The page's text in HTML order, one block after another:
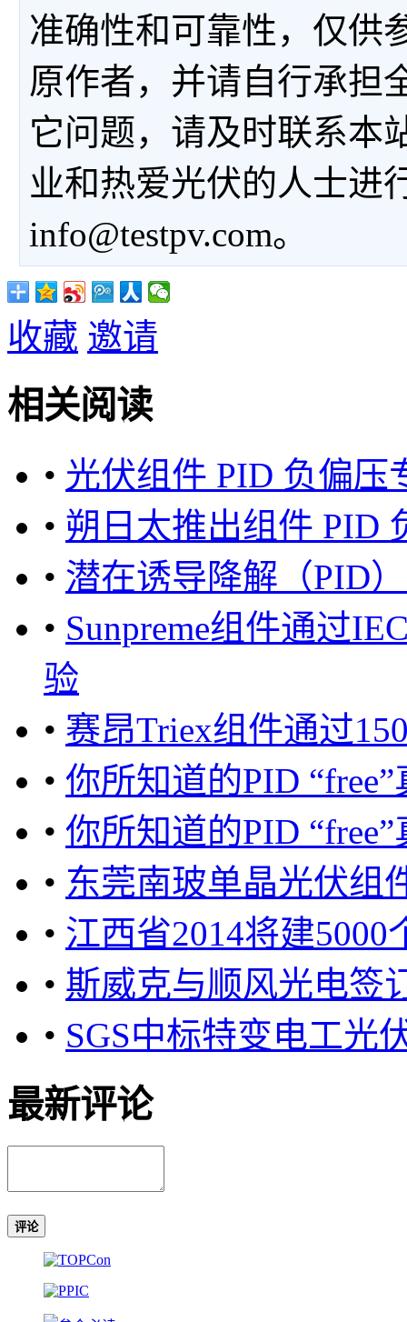
准确性和可靠性，仅供
原作者，并请自行承担
它问题，请及时联系本
业和热爱光伏的人士进
info@testpv.com。
收藏 邀请
相关阅读
• 光伏组件 PID 负偏压
• 朔日太推出组件 PID
• 潜在诱导降解（PID
• Sunpreme组件通过
验
• 赛昂Triex组件通过
• 你所知道的PID
• 你所知道的PID
• 东莞南玻单晶光伏组
• 江西省2014将建5000
• 斯威克与顺风光电签
• SGS中标特变电工光
最新评论
评论